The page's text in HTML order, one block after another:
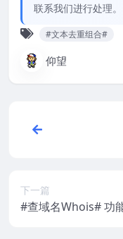
联系我们进行处理。
#文本去重组合#
仰望
下一篇
#查域名Whois# 功